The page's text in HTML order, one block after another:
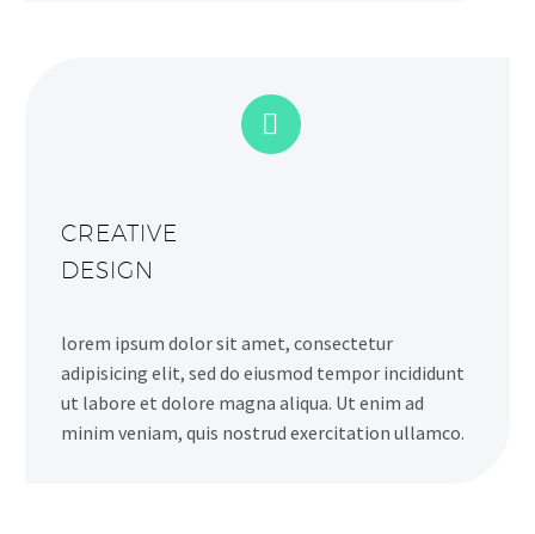


CREATIVE
DESIGN
lorem ipsum dolor sit amet, consectetur
adipisicing elit, sed do eiusmod tempor incididunt
ut labore et dolore magna aliqua. Ut enim ad
minim veniam, quis nostrud exercitation ullamco.